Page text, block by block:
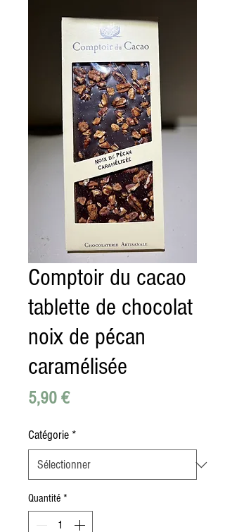
Comptoir du cacao
tablette de chocolat
noix de pécan
caramélisée
5,90 €Prix
Catégorie *
Quantité *